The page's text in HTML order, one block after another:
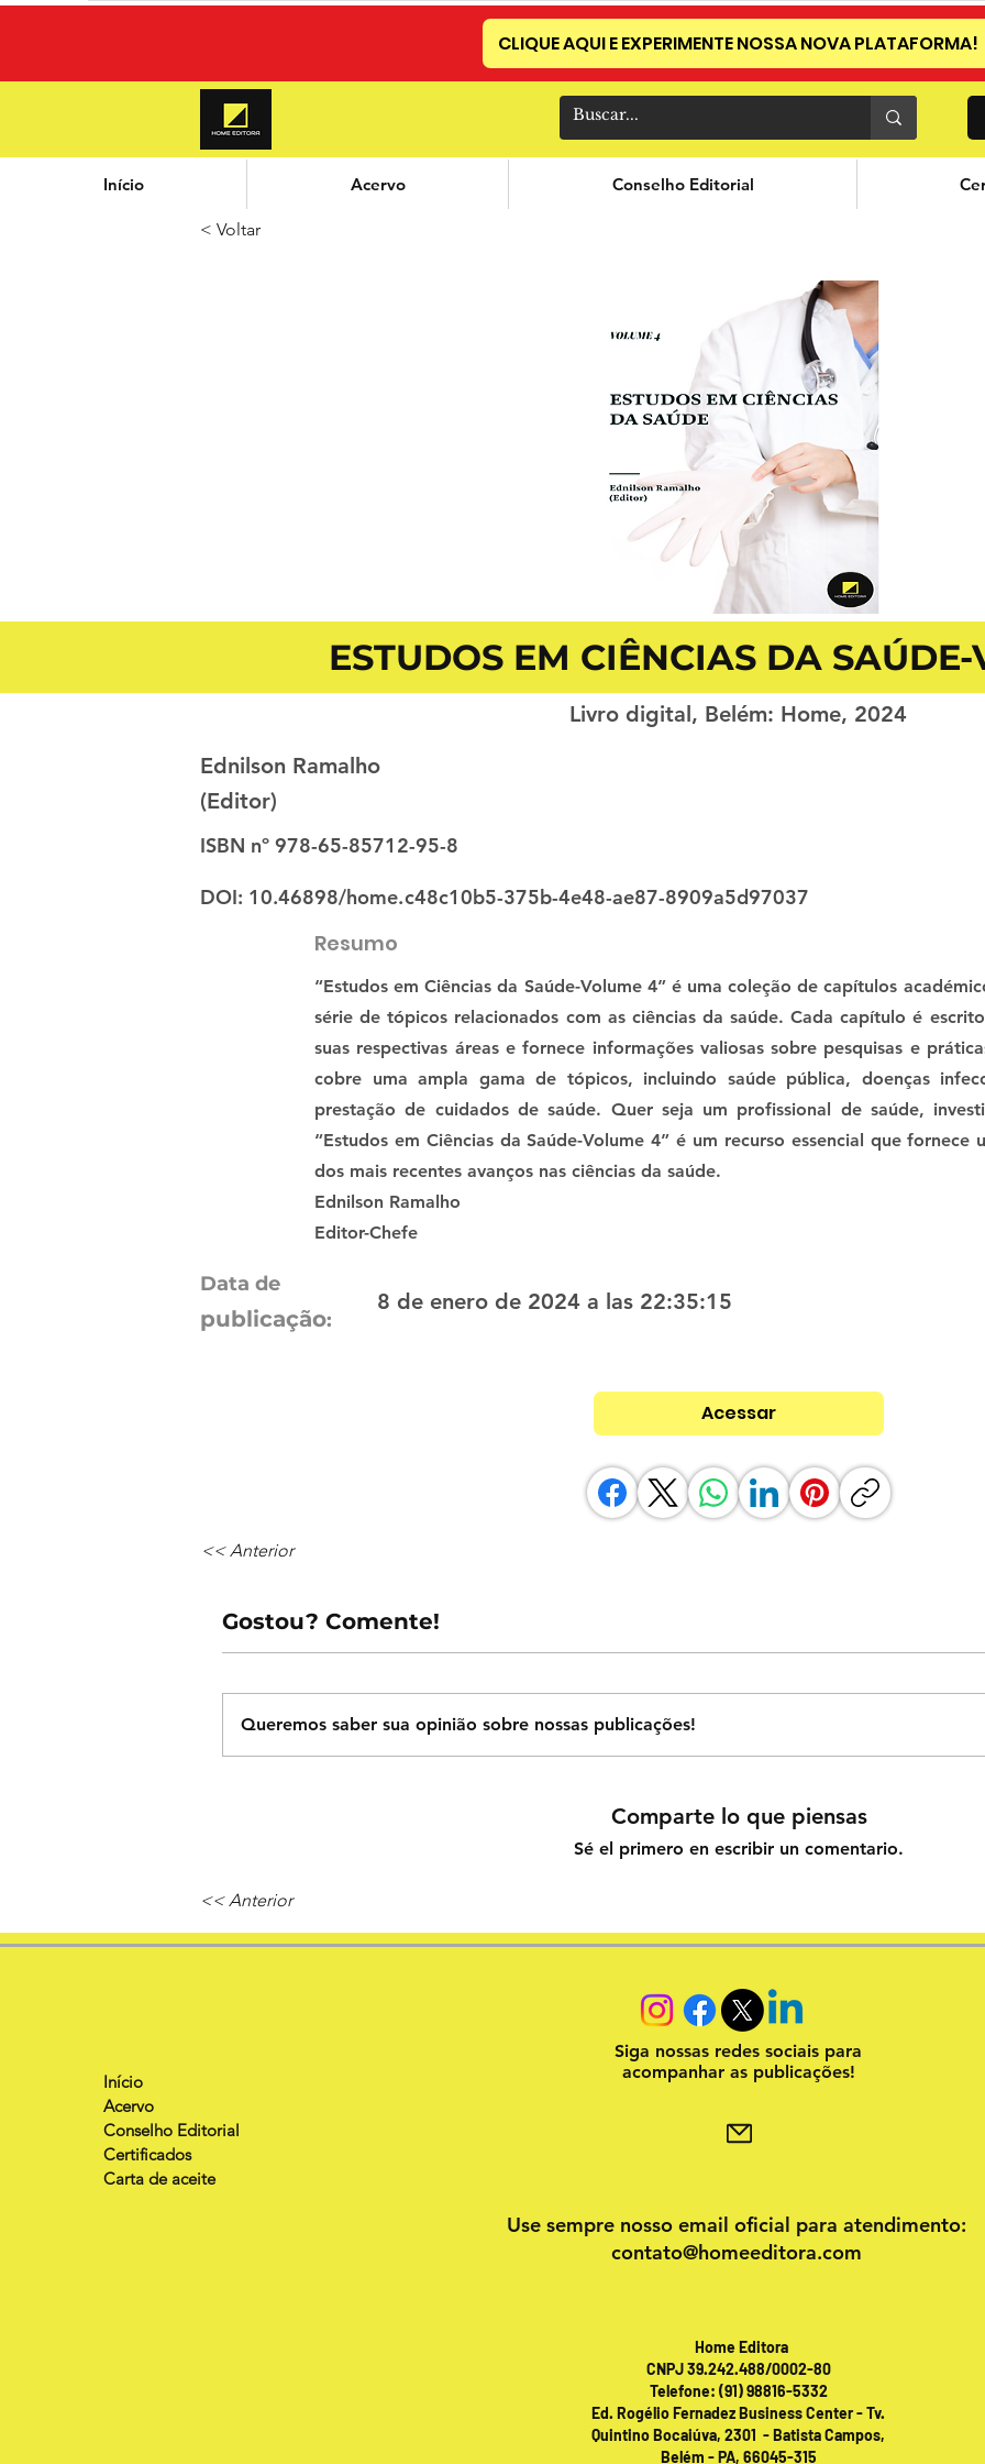
CLIQUE AQUI E EXPERIMENTE NOSSA NOVA PLATAFORMA!
Início Acervo Conselho Editorial
< Voltar
ESTUDOS EM CIÊNCIAS DA
Livro digital, Belém: Home, 2024
Ednilson Ramalho
(Editor)
ISBN nº 978-65-85712-95-8
DOI: 10.46898/home.c48c10b5-375b-4e48-ae87-8909a5d97037
Resumo
“Estudos em Ciências da Saúde-Volume 4” é uma coleção de capítulos
série de tópicos relacionados com as ciências da saúde. Cada capítulo é
suas respectivas áreas e fornece informações valiosas sobre pesquisas e
cobre uma ampla gama de tópicos, incluindo saúde pública, doenças
prestação de cuidados de saúde. Quer seja um profissional de saúde,
“Estudos em Ciências da Saúde-Volume 4” é um recurso essencial que fornece
dos mais recentes avanços nas ciências da saúde.
Ednilson Ramalho
Editor-Chefe
Data de
publicação:
8 de enero de 2024 a las 22:35:15
Acessar
<< Anterior
Gostou? Comente!
Queremos saber sua opinião sobre nossas publicações!
Comparte lo que piensas
Sé el primero en escribir un comentario.
<< Anterior
Início
Acervo
Conselho Editorial
Certificados
Carta de aceite
Siga nossas redes sociais para
acompanhar as publicações!
Use sempre nosso email oficial para atendimento:
contato@homeeditora.com
Home Editora
CNPJ 39.242.488/0002-80
Telefone: (91) 98816-5332
Ed. Rogélio Fernadez Business Center - Tv.
Quintino Bocaiúva, 2301 - Batista Campos,
Belém - PA, 66045-315